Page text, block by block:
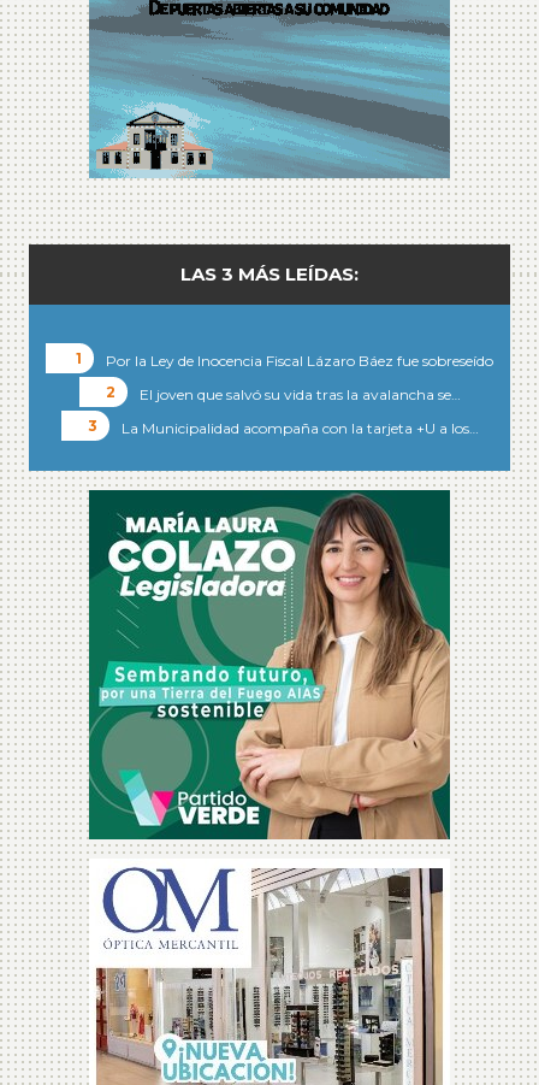
LAS 3 MÁS LEÍDAS:
Por la Ley de Inocencia Fiscal Lázaro Báez fue sobreseído
El joven que salvó su vida tras la avalancha se…
La Municipalidad acompaña con la tarjeta +U a los…